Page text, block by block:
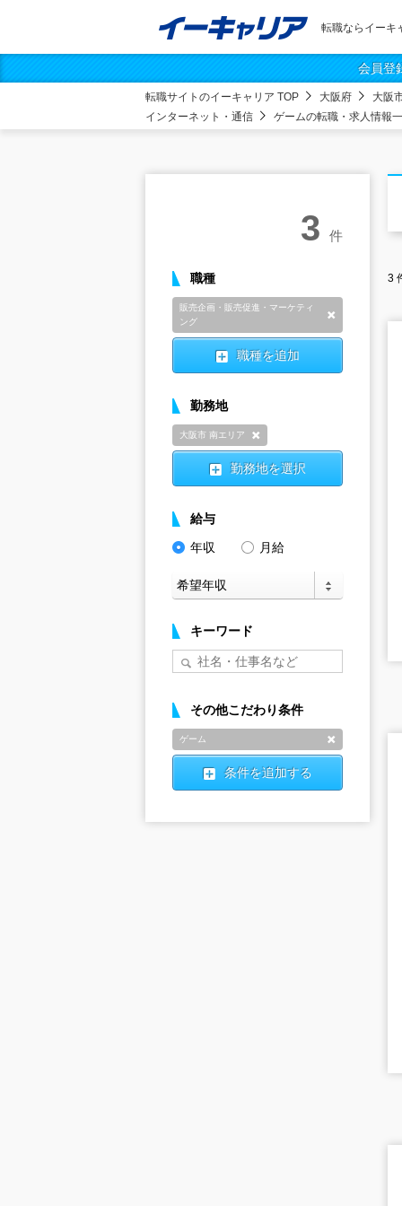
転職ならイーキ
会員登
転職サイトのイーキャリア TOP 大阪府
大阪
インターネット・通信
ゲームの転職・求人情報
3
3 件
職種
販売企画・販売促進・マーケティ
ング
職種を追加
勤務地
大阪市 南エリア
勤務地を選択
給与
年収
月給
キーワード
その他こだわり条件
ゲーム
条件を追加する